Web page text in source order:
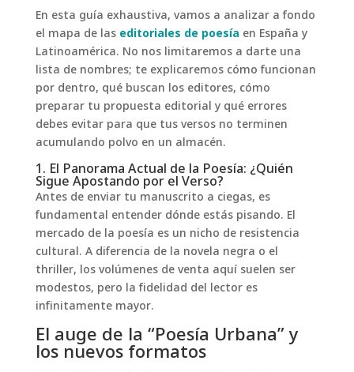
En esta guía exhaustiva, vamos a analizar a fondo
el mapa de laseditoriales de poesíaen España y
Latinoamérica. No nos limitaremos a darte una
lista de nombres; te explicaremos cómo funcionan
por dentro, qué buscan los editores, cómo
preparar tu propuesta editorial y qué errores
debes evitar para que tus versos no terminen
acumulando polvo en un almacén.
1. El Panorama Actual de la Poesía: ¿Quién
Sigue Apostando por el Verso?
Antes de enviar tu manuscrito a ciegas, es
fundamental entender dónde estás pisando. El
mercado de la poesía es un nicho de resistencia
cultural. A diferencia de la novela negra o el
thriller, los volúmenes de venta aquí suelen ser
modestos, pero la fidelidad del lector es
infinitamente mayor.
El auge de la “Poesía Urbana” y
los nuevos formatos